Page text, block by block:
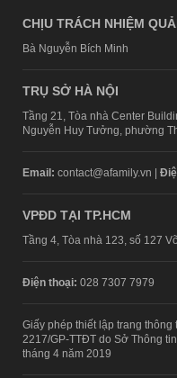
CHỊU TRÁCH NHIỆM
Bà Nguyễn Bích Minh
TRỤ SỞ HÀ NỘI
Tầng 21, Tòa nhà Center
Nguyễn Huy Tưởng, phường
Email: contact@afamily.vn |
VPĐD TẠI TP.HCM
Tầng 4, Tòa nhà 123, số 127
Điện thoại: 028 7307 7979
Giấy phép thiết lập trang
2217/GP-TTĐT do Sở Thông
tháng 4 năm 2019